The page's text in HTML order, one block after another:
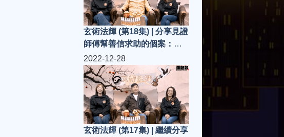
玄術法輝 (第18集) | 分享見證
師傅幫善信求助的個案：驅
邪
2022-12-28
玄術法輝 (第17集) | 繼續分享